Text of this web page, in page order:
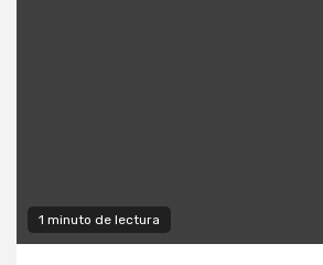
1 minuto de lectura